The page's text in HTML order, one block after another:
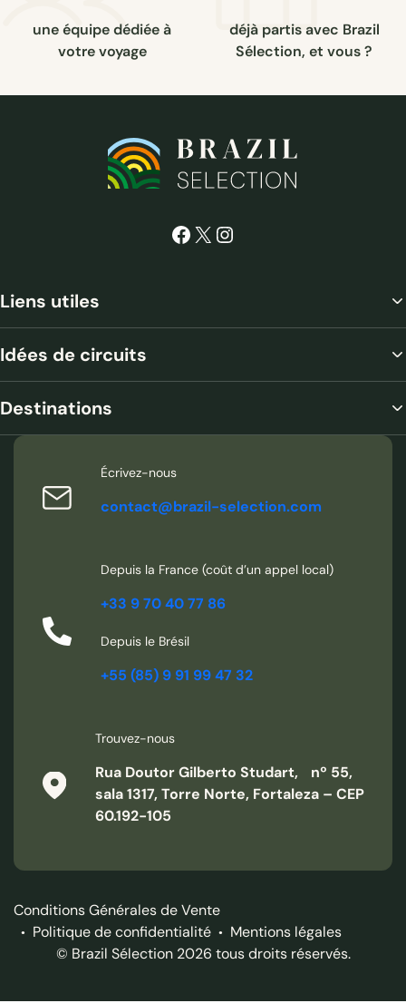
une équipe dédiée à
votre voyage
déjà partis avec Brazil
Sélection, et vous ?
Facebook
X Instagram
Liens utiles
Idées de circuits
Destinations
Écrivez-nous
contact@brazil-selection.com
Depuis la France (coût d’un appel local)
+33 9 70 40 77 86
Depuis le Brésil
+55 (85) 9 91 99 47 32
Trouvez-nous
Rua Doutor Gilberto Studart, nº 55,
sala 1317, Torre Norte, Fortaleza – CEP
60.192-105
Conditions Générales de Vente
Politique de confidentialité
Mentions légales
© Brazil Sélection 2026 tous droits réservés.